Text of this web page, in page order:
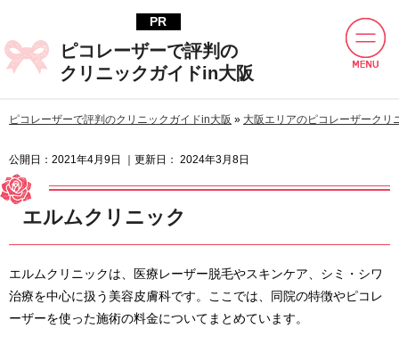
ピコレーザーで評判の
クリニックガイドin大阪
ピコレーザーで評判のクリニックガイドin大阪 » 大阪エリアのピコレーザークリ
公開日： 2021年4月9日 ｜更新日： 2024年3月8日
エルムクリニック
エルムクリニックは、医療レーザー脱毛やスキンケア、シミ・シワ
治療を中心に扱う美容皮膚科です。ここでは、同院の特徴やピコレ
ーザーを使った施術の料金についてまとめています。